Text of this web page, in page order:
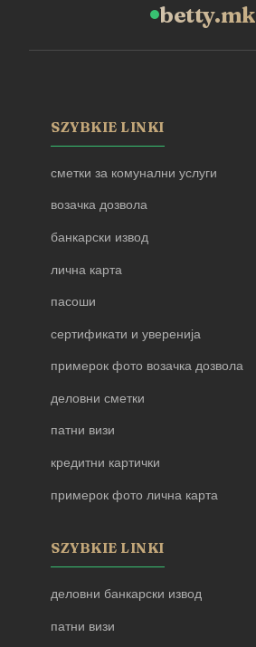
betty.mk
SZYBKIE LINKI
сметки за комунални услуги
возачка дозвола
банкарски извод
лична карта
пасоши
сертификати и уверенија
примерок фото возачка дозвола
деловни сметки
патни визи
кредитни картички
примерок фото лична карта
SZYBKIE LINKI
деловни банкарски извод
патни визи